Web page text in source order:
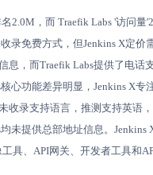
2.0M，而 Traefik Labs '访问
录免费方式，但Jenkins X定
息，而Traefik Labs提供了电
心功能差异明显，Jenkins X
收录支持语言，推测支持英语
未提供总部地址信息。
具、API网关、开发者工具和